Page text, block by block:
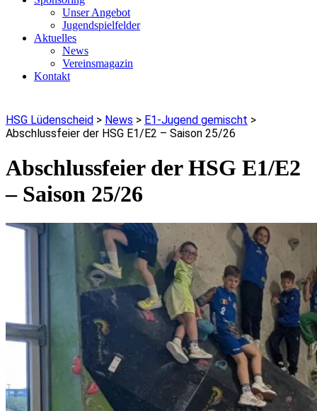
Unser Angebot
Jugendspielfelder
Aktuelles
News
Vereinsmagazin
Kontakt
HSG Lüdenscheid > News > E1-Jugend gemischt >
Abschlussfeier der HSG E1/E2 – Saison 25/26
Abschlussfeier der HSG E1/E2
– Saison 25/26